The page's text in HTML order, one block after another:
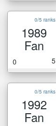
0/5 ranks
1989
Fan
0 5
0/5 ranks
1992
Fan